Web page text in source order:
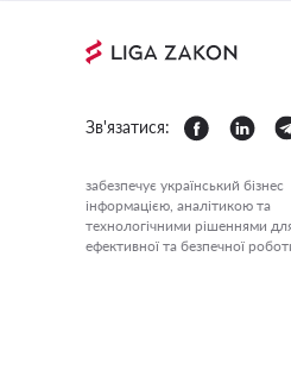
Зв'язатися:
забезпечує український бізнес
інформацією, аналітикою та
технологічними рішеннями
ефективної та безпечної